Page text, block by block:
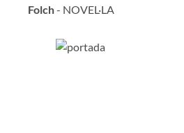
Folch- NOVEL·LA